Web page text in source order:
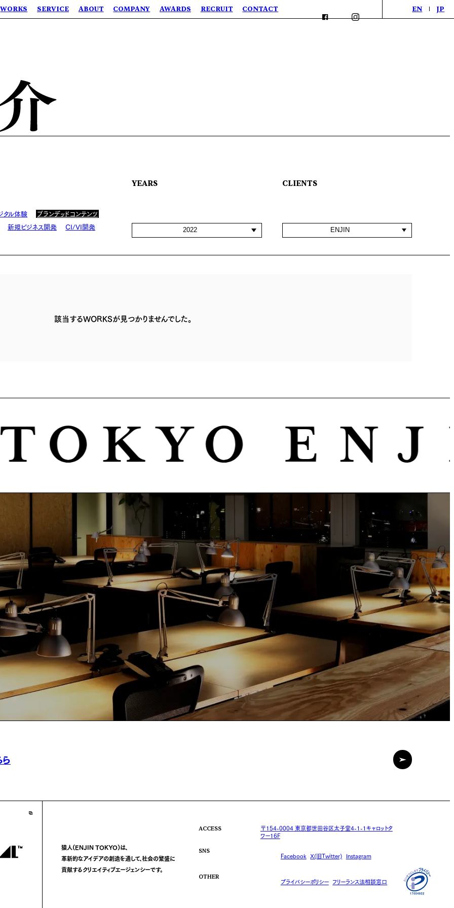
WORKS SERVICE ABOUT COMPANY AWARDS RECRUIT CONTACT EN JP
タル体験
ブランデッドコンテンツ
新規ビジネス開発 CI/VI開発
YEARS
2022
CLIENTS
ENJIN
該当するWORKSが見つかりませんでした。
猿人(ENJIN TOKYO)は、
革新的なアイデアの創造を通して、社会の繁盛に
貢献するクリエイティブエージェンシーです。
ACCESS 〒154-0004東京都世田谷区太子堂4-1-1キャロットタ
ワー16F
SNS
Facebook X(旧Twitter) Instagram
OTHER
プライバシーポリシー フリーランス法相談窓口